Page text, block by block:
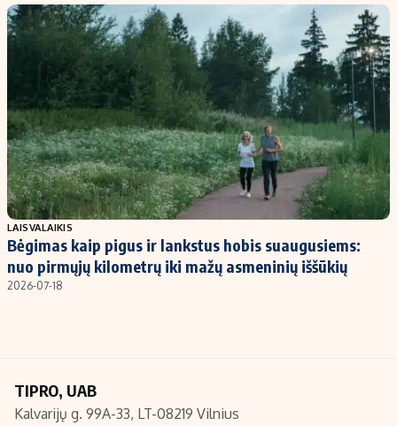
Turinio žymėjimo taisyklės
Kontaktai
Regionų naujienos
Indėlių palūkanos
LAISVALAIKIS
Bėgimas kaip pigus ir lankstus hobis suaugusiems:
nuo pirmųjų kilometrų iki mažų asmeninių iššūkių
2026-07-18
TIPRO, UAB
Kalvarijų g. 99A-33, LT-08219 Vilnius